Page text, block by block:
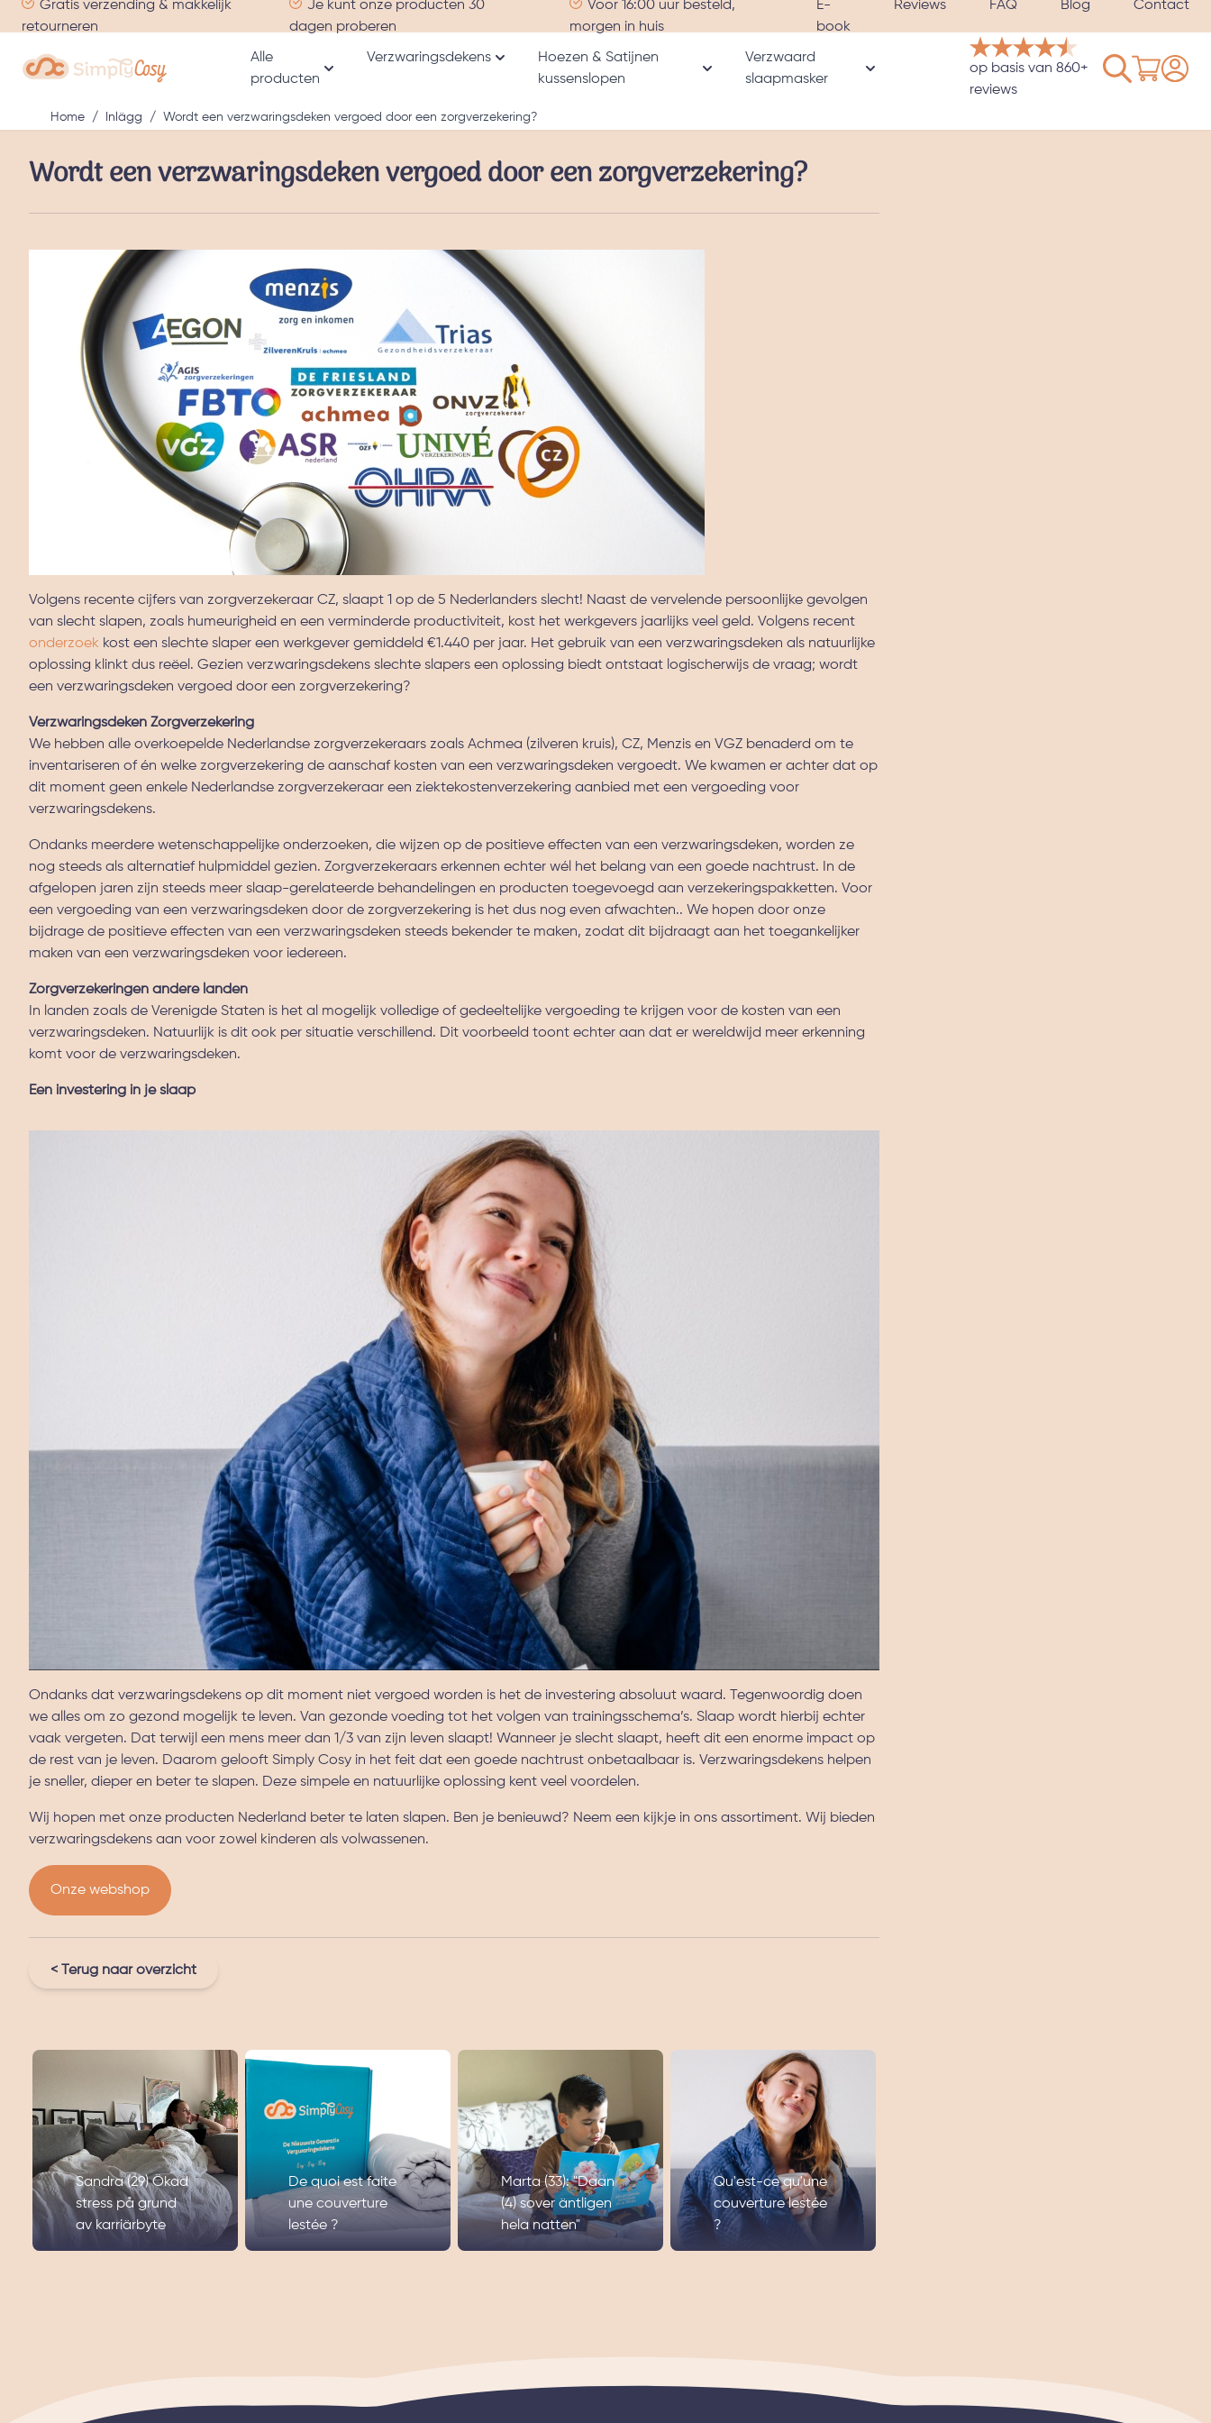
Ga naar de inhoud
Gratis verzending & makkelijk
retourneren
Je kunt onze producten 30
dagen proberen
Voor 16:00 uur besteld,
morgen in huis
E-
book
Reviews FAQ Blog Contact
Alle
producten
Toon submenu voor Alle producten categorie
Verzwaringsdekens
Toon submenu voor Verzwaringsdekens categorie
Hoezen & Satijnen
kussenslopen
Toon submenu voor Hoezen & Satijnen kussenslopen categorie
Verzwaard
slaapmasker
Toon submenu voor Verzwaard slaapmasker
op basis van 860+
reviews
Home / Inlägg / Wordt een verzwaringsdeken vergoed door een zorgverzekering?
Wordt een verzwaringsdeken vergoed door een zorgverzekering?
Volgens recente cijfers van zorgverzekeraar CZ, slaapt 1 op de 5 Nederlanders slecht! Naast de vervelende persoonlijke gevolgen
van slecht slapen, zoals humeurigheid en een verminderde productiviteit, kost het werkgevers jaarlijks veel geld. Volgens recent
onderzoek kost een slechte slaper een werkgever gemiddeld €1.440 per jaar. Het gebruik van een verzwaringsdeken als natuurlijke
oplossing klinkt dus reëel. Gezien verzwaringsdekens slechte slapers een oplossing biedt ontstaat logischerwijs de vraag; wordt
een verzwaringsdeken vergoed door een zorgverzekering?
Verzwaringsdeken Zorgverzekering
We hebben alle overkoepelde Nederlandse zorgverzekeraars zoals Achmea (zilveren kruis), CZ, Menzis en VGZ benaderd om te
inventariseren of én welke zorgverzekering de aanschaf kosten van een verzwaringsdeken vergoedt. We kwamen er achter dat op
dit moment geen enkele Nederlandse zorgverzekeraar een ziektekostenverzekering aanbied met een vergoeding voor
verzwaringsdekens.
Ondanks meerdere wetenschappelijke onderzoeken, die wijzen op de positieve effecten van een verzwaringsdeken, worden ze
nog steeds als alternatief hulpmiddel gezien. Zorgverzekeraars erkennen echter wél het belang van een goede nachtrust. In de
afgelopen jaren zijn steeds meer slaap-gerelateerde behandelingen en producten toegevoegd aan verzekeringspakketten. Voor
een vergoeding van een verzwaringsdeken door de zorgverzekering is het dus nog even afwachten.. We hopen door onze
bijdrage de positieve effecten van een verzwaringsdeken steeds bekender te maken, zodat dit bijdraagt aan het toegankelijker
maken van een verzwaringsdeken voor iedereen.
Zorgverzekeringen andere landen
In landen zoals de Verenigde Staten is het al mogelijk volledige of gedeeltelijke vergoeding te krijgen voor de kosten van een
verzwaringsdeken. Natuurlijk is dit ook per situatie verschillend. Dit voorbeeld toont echter aan dat er wereldwijd meer erkenning
komt voor de verzwaringsdeken.
Een investering in je slaap
Ondanks dat verzwaringsdekens op dit moment niet vergoed worden is het de investering absoluut waard. Tegenwoordig doen
we alles om zo gezond mogelijk te leven. Van gezonde voeding tot het volgen van trainingsschema’s. Slaap wordt hierbij echter
vaak vergeten. Dat terwijl een mens meer dan 1/3 van zijn leven slaapt! Wanneer je slecht slaapt, heeft dit een enorme impact op
de rest van je leven. Daarom gelooft Simply Cosy in het feit dat een goede nachtrust onbetaalbaar is. Verzwaringsdekens helpen
je sneller, dieper en beter te slapen. Deze simpele en natuurlijke oplossing kent veel voordelen.
Wij hopen met onze producten Nederland beter te laten slapen. Ben je benieuwd? Neem een kijkje in ons assortiment. Wij bieden
verzwaringsdekens aan voor zowel kinderen als volwassenen.
Onze webshop
< Terug naar overzicht
Sandra (29) Ökad
stress på grund
av karriärbyte
De quoi est faite
une couverture
lestée ?
Marta (33): "Daan
(4) sover äntligen
hela natten"
Qu'est-ce qu'une
couverture lestée
?